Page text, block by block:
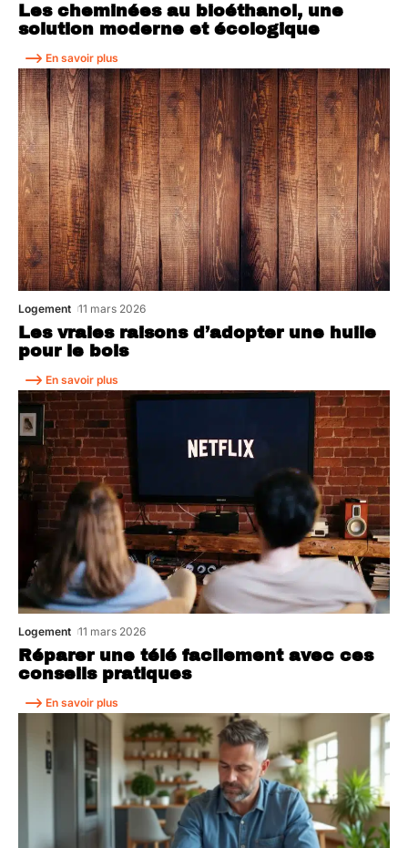
Les cheminées au bioéthanol, une
solution moderne et écologique
En savoir plus
Les vraies raisons d’adopter une huile
pour le bois
Logement 11 mars 2026
En savoir plus
Réparer une télé facilement avec ces
conseils pratiques
Logement 11 mars 2026
En savoir plus